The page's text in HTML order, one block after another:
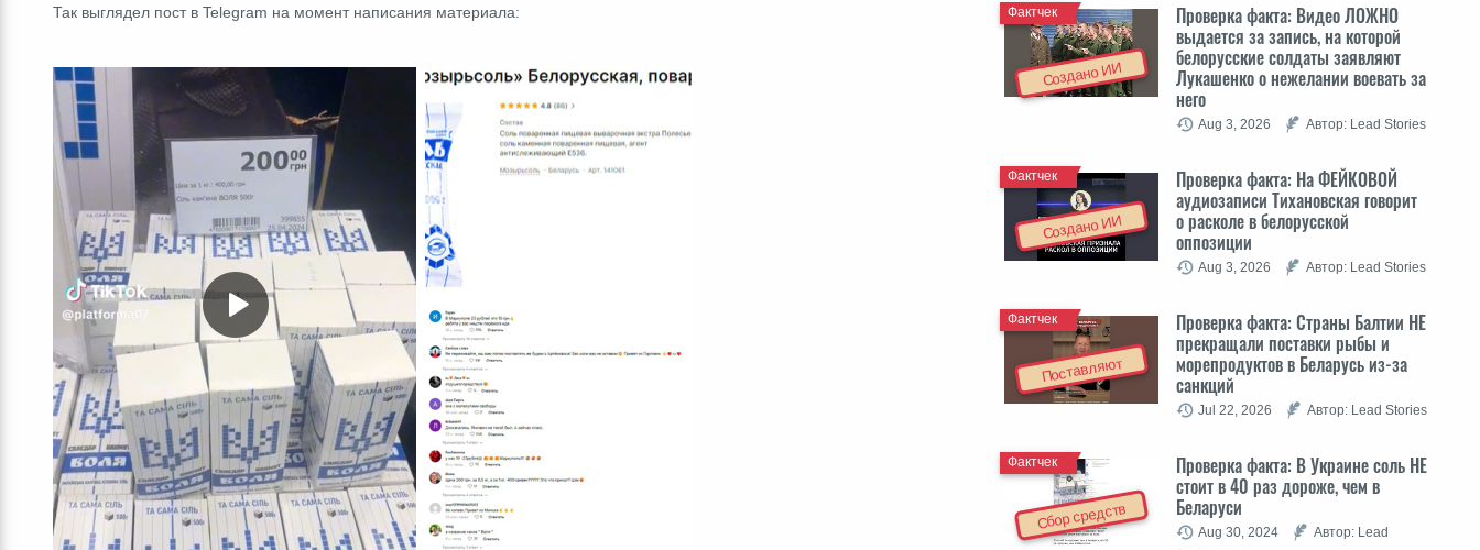
Так выглядел пост в Telegram на момент написания материала:
Создано ИИ
Проверка факта: Видео ЛОЖНО
выдается за запись, на которой
белорусские солдаты заявляют
Лукашенко о нежелании воевать за
него
Фактчек
Aug 3, 2026 Автор: Lead Stories
Создано ИИ
Проверка факта: На ФЕЙКОВОЙ
аудиозаписи Тихановская говорит
о расколе в белорусской
оппозиции
Фактчек
Aug 3, 2026 Автор: Lead Stories
Поставляют
Проверка факта: Cтраны Балтии НЕ
прекращали поставки рыбы и
морепродуктов в Беларусь из-за
санкций
Фактчек
Jul 22, 2026 Автор: Lead Stories
Сбор средств
Проверка факта: В Украине соль НЕ
стоит в 40 раз дороже, чем в
Беларуси
Фактчек
Aug 30, 2024
Автор: Lead